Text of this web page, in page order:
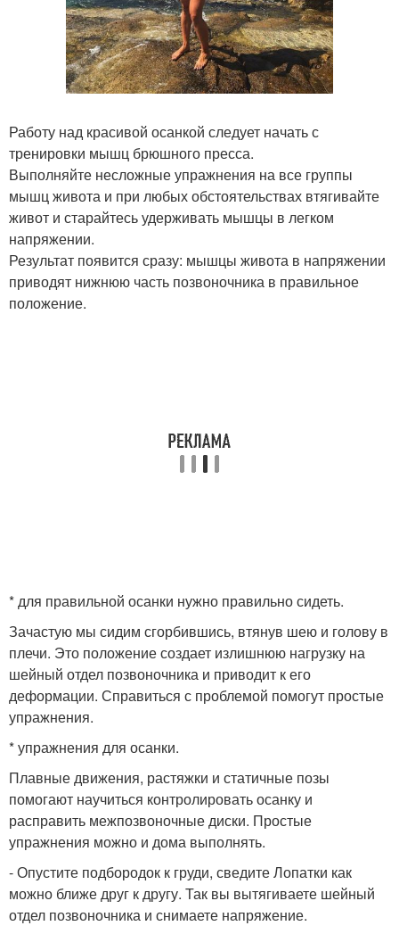
Работу над красивой осанкой следует начать с
тренировки мышц брюшного пресса.
Выполняйте несложные упражнения на все группы
мышц живота и при любых обстоятельствах втягивайте
живот и старайтесь удерживать мышцы в легком
напряжении.
Результат появится сразу: мышцы живота в напряжении
приводят нижнюю часть позвоночника в правильное
положение.
* для правильной осанки нужно правильно сидеть.
Зачастую мы сидим сгорбившись, втянув шею и голову в
плечи. Это положение создает излишнюю нагрузку на
шейный отдел позвоночника и приводит к его
деформации. Справиться с проблемой помогут простые
упражнения.
* упражнения для осанки.
Плавные движения, растяжки и статичные позы
помогают научиться контролировать осанку и
расправить межпозвоночные диски. Простые
упражнения можно и дома выполнять.
- Опустите подбородок к груди, сведите Лопатки как
можно ближе друг к другу. Так вы вытягиваете шейный
отдел позвоночника и снимаете напряжение.